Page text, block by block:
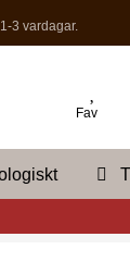
3 vardagar.
Fav